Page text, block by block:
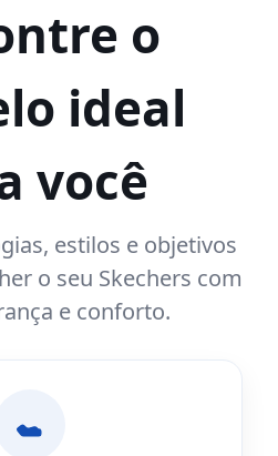
o
ideal
você
estilos e objetivos
o seu Skechers com
e conforto.